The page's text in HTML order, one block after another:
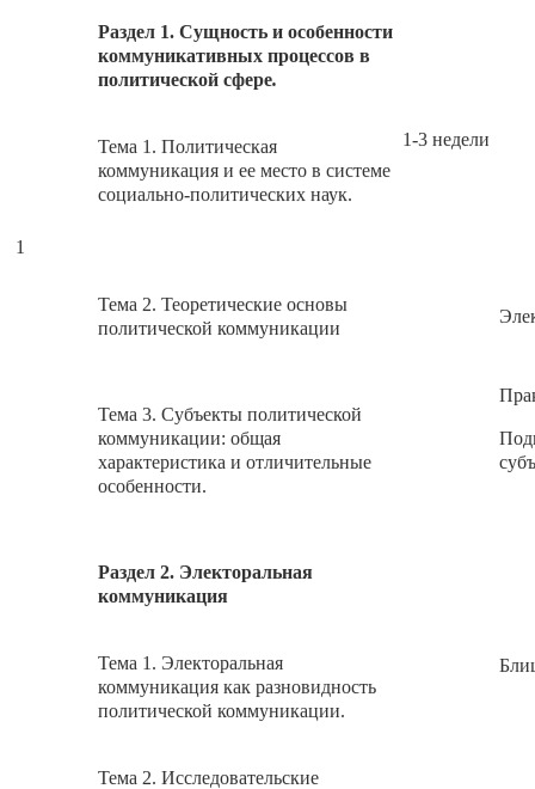
1
Раздел 1. Сущность и особенности
коммуникативных процессов в
политической сфере.
1-3 недели
Тема 1. Политическая
коммуникация и ее место в системе
социально-политических наук.
Тема 2. Теоретические основы
политической коммуникации
Тема 3. Субъекты политической
коммуникации: общая
характеристика и отличительные
особенности.
Раздел 2. Электоральная
коммуникация
Тема 1. Электоральная
коммуникация как разновидность
политической коммуникации.
Тема 2. Исследовательские